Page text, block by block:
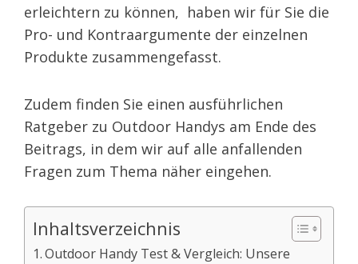
erleichtern zu können, haben wir für Sie die
Pro- und Kontraargumente der einzelnen
Produkte zusammengefasst.
Zudem finden Sie einen ausführlichen
Ratgeber zu Outdoor Handys am Ende des
Beitrags, in dem wir auf alle anfallenden
Fragen zum Thema näher eingehen.
Inhaltsverzeichnis
Outdoor Handy Test & Vergleich: Unsere